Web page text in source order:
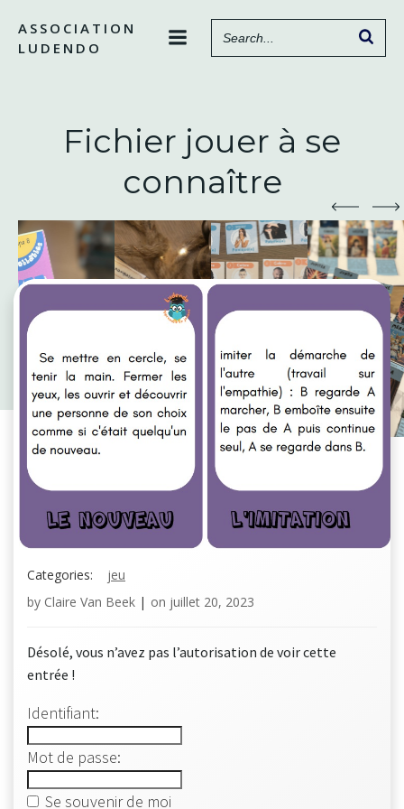
contenu
ASSOCIATION
LUDENDO
Fichier jouer à se
connaître
Categories:
jeu
by Claire Van Beek | on juillet 20, 2023
Désolé, vous n’avez pas l’autorisation de voir cette
entrée !
Identifiant:
Mot de passe:
Se souvenir de moi